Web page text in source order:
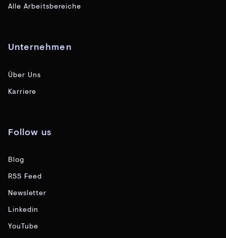
Alle Arbeitsbereiche
Unternehmen
Über Uns
Karriere
Follow us
Blog
RSS Feed
Newsletter
Linkedin
YouTube